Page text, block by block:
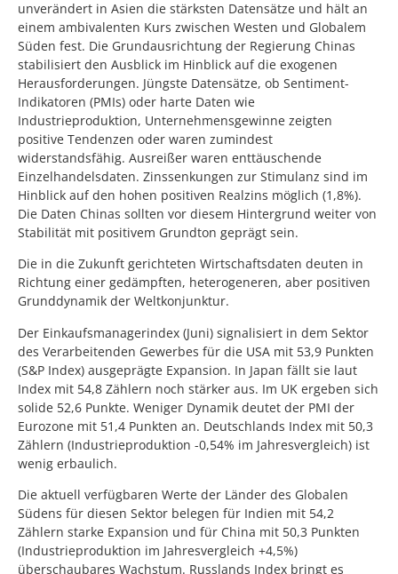
unverändert in Asien die stärksten Datensätze und hält an
einem ambivalenten Kurs zwischen Westen und Globalem
Süden fest. Die Grundausrichtung der Regierung Chinas
stabilisiert den Ausblick im Hinblick auf die exogenen
Herausforderungen. Jüngste Datensätze, ob Sentiment-
Indikatoren (PMIs) oder harte Daten wie
Industrieproduktion, Unternehmensgewinne zeigten
positive Tendenzen oder waren zumindest
widerstandsfähig. Ausreißer waren enttäuschende
Einzelhandelsdaten. Zinssenkungen zur Stimulanz sind im
Hinblick auf den hohen positiven Realzins möglich (1,8%).
Die Daten Chinas sollten vor diesem Hintergrund weiter von
Stabilität mit positivem Grundton geprägt sein.
Die in die Zukunft gerichteten Wirtschaftsdaten deuten in
Richtung einer gedämpften, heterogeneren, aber positiven
Grunddynamik der Weltkonjunktur.
Der Einkaufsmanagerindex (Juni) signalisiert in dem Sektor
des Verarbeitenden Gewerbes für die USA mit 53,9 Punkten
(S&P Index) ausgeprägte Expansion. In Japan fällt sie laut
Index mit 54,8 Zählern noch stärker aus. Im UK ergeben sich
solide 52,6 Punkte. Weniger Dynamik deutet der PMI der
Eurozone mit 51,4 Punkten an. Deutschlands Index mit 50,3
Zählern (Industrieproduktion -0,54% im Jahresvergleich) ist
wenig erbaulich.
Die aktuell verfügbaren Werte der Länder des Globalen
Südens für diesen Sektor belegen für Indien mit 54,2
Zählern starke Expansion und für China mit 50,3 Punkten
(Industrieproduktion im Jahresvergleich +4,5%)
überschaubares Wachstum. Russlands Index bringt es